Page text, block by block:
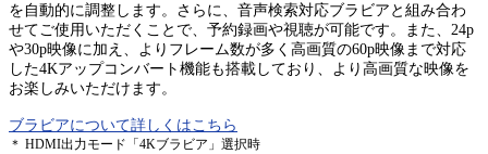
を自動的に調整します。さらに、音声検索対応ブラビアと組み合わ
せてご使用いただくことで、予約録画や視聴が可能です。また、24p
や30p映像に加え、よりフレーム数が多く高画質の60p映像まで対応
した4Kアップコンバート機能も搭載しており、より高画質な映像を
お楽しみいただけます。
ブラビアについて詳しくはこちら
＊ HDMI出力モード「4Kブラビア」選択時